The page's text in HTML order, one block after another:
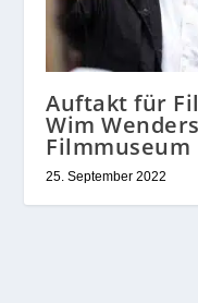
Auftakt für
Wim
Filmmuseum
25. September 2022